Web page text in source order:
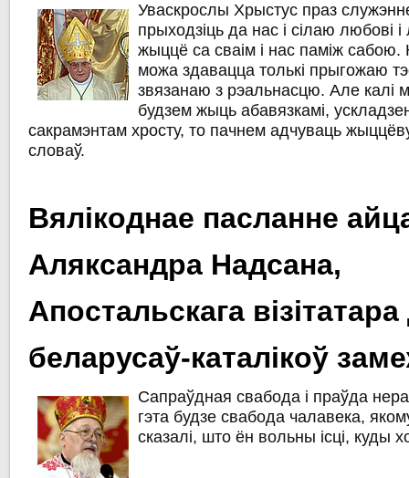
Уваскрослы Хрыстус праз
прыходзіць да нас і сілаю любові
жыццё са сваім і нас паміж сабою.
можа здавацца толькі прыгожаю
звязанаю з рэальнасцю. Але калі
будзем жыць абавязкамі,
сакрамэнтам хросту, то пачнем адчуваць
словаў.
Вялікоднае пасланне
Аляксандра Надсана,
Апостальскага
беларусаў-каталікоў
Сапраўдная свабода і праўда
гэта будзе свабода чалавека,
сказалі, што ён вольны ісці, куды